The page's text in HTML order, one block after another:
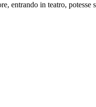
entrando in teatro, potesse